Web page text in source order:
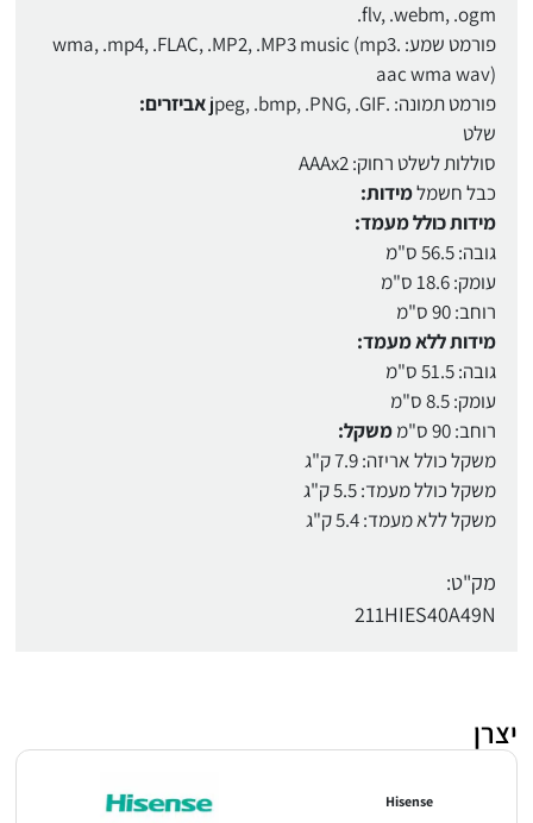
.flv, .webm, .ogm
פורמט שמע: .wma, .mp4, .FLAC, .MP2, .MP3 music (mp3
aac wma wav)
פורמט תמונה: .jpeg, .bmp, .PNG, .GIF
אביזרים:
שלט
סוללות לשלט רחוק: AAAx2
כבל חשמלמידות:
מידות כולל מעמד:
גובה: 56.5 ס"מ
עומק: 18.6 ס"מ
רוחב: 90 ס"מ
מידות ללא מעמד:
גובה: 51.5 ס"מ
עומק: 8.5 ס"מ
רוחב: 90 ס"מ
משקל:
משקל כולל אריזה: 7.9 ק"ג
משקל כולל מעמד: 5.5 ק"ג
משקל ללא מעמד: 5.4 ק"ג
מק"ט:
211HIES40A49N
יצרן
Hisense